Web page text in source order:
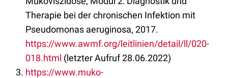
Therapie bei der chronischen Infektion mit
Pseudomonas aeruginosa, 2017.
https://www.awmf.org/leitlinien/detail/ll/020-
018.html (letzter Aufruf 28.06.2022)
https://www.muko-